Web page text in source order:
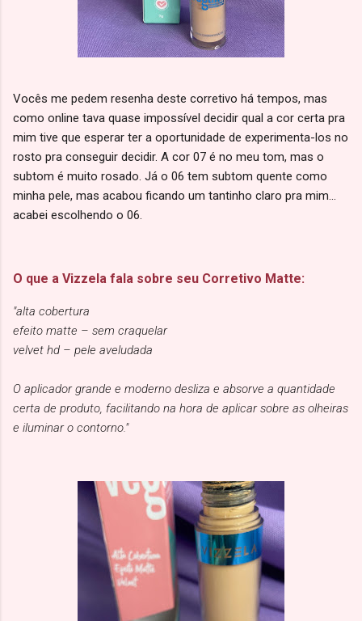
Vocês me pedem resenha deste corretivo há tempos, mas
como online tava quase impossível decidir qual a cor certa pra
mim tive que esperar ter a oportunidade de experimenta-los no
rosto pra conseguir decidir. A cor 07 é no meu tom, mas o
subtom é muito rosado. Já o 06 tem subtom quente como
minha pele, mas acabou ficando um tantinho claro pra mim...
acabei escolhendo o 06.
O que a Vizzela fala sobre seu Corretivo Matte:
"alta cobertura
efeito matte – sem craquelar
velvet hd – pele aveludada
O aplicador grande e moderno desliza e absorve a quantidade
certa de produto, facilitando na hora de aplicar sobre as olheiras
e iluminar o contorno."